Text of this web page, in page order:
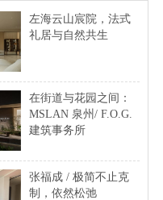
左海云山宸院，法式
礼居与自然共生
在街道与花园之间：
MSLAN 泉州/ F.O.G.
建筑事务所
张福成 / 极简不止克
制，依然松弛